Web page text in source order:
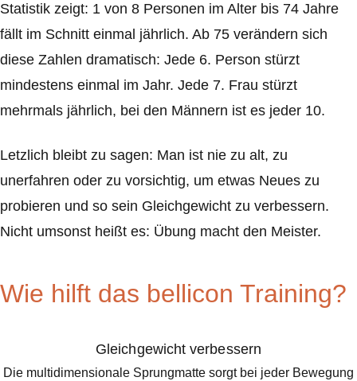
Statistik zeigt: 1 von 8 Personen im Alter bis 74 Jahre
fällt im Schnitt einmal jährlich. Ab 75 verändern sich
diese Zahlen dramatisch: Jede 6. Person stürzt
mindestens einmal im Jahr. Jede 7. Frau stürzt
mehrmals jährlich, bei den Männern ist es jeder 10.
Letzlich bleibt zu sagen: Man ist nie zu alt, zu
unerfahren oder zu vorsichtig, um etwas Neues zu
probieren und so sein Gleichgewicht zu verbessern.
Nicht umsonst heißt es: Übung macht den Meister.
Wie hilft das bellicon Training?
Gleichgewicht verbessern
Die multidimensionale Sprungmatte sorgt bei jeder Bewegung